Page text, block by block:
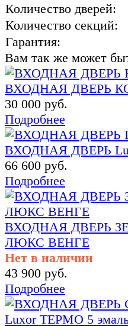
Количество дверей:
Количество секций:
Гарантия:
Вам так же может
ВХОДНАЯ ДВЕРЬ
30 000 руб.
Подробнее
ВХОДНАЯ ДВЕРЬ
66 600 руб.
Подробнее
ВХОДНАЯ ДВЕРЬ
ЛЮКС ВЕНГЕ
Нет в наличии
43 900 руб.
Подробнее